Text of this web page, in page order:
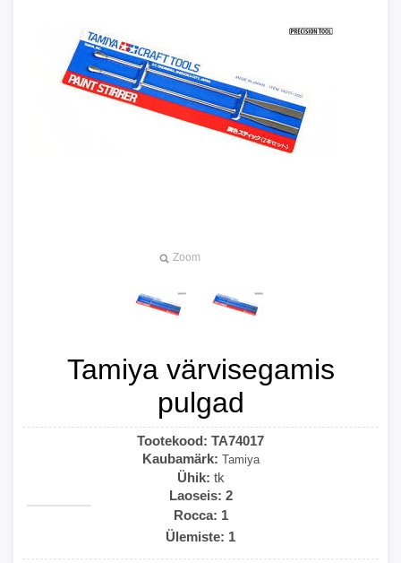
Zoom
Tamiya värvisegamis
pulgad
Tootekood: TA74017
Kaubamärk: Tamiya
Ühik: tk
Laoseis: 2
Rocca: 1
Ülemiste: 1